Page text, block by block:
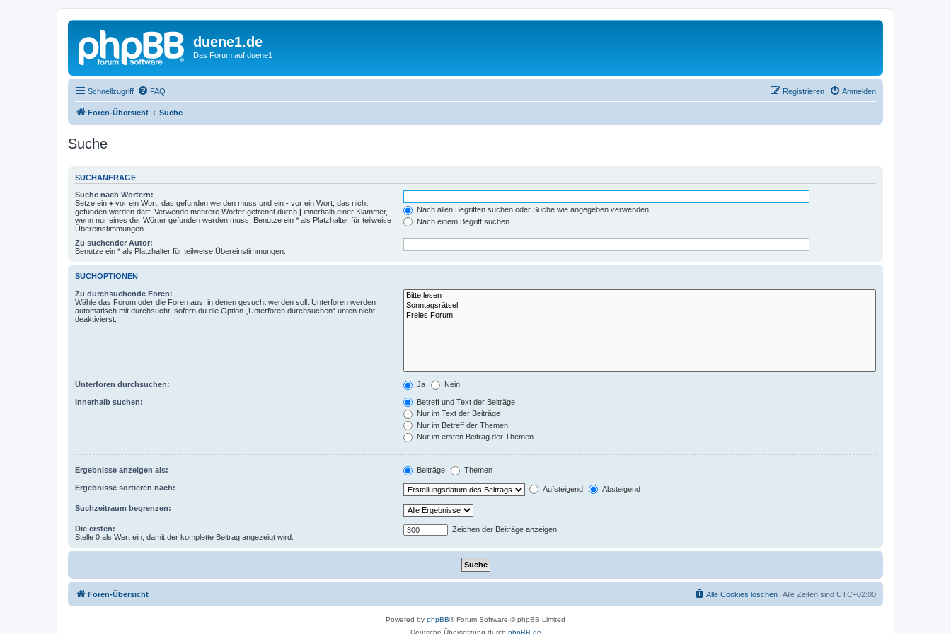
duene1.de
Das Forum auf duene1
Schnellzugriff FAQ Anmelden
Registrieren
Foren-Übersicht Suche
Suche
SUCHANFRAGE
Suche nach Wörtern:
Setze ein + vor ein Wort, das gefunden werden muss und ein - vor ein Wort, das nicht
gefunden werden darf. Verwende mehrere Wörter getrennt durch | innerhalb einer Klammer,
wenn nur eines der Wörter gefunden werden muss. Benutze ein * als Platzhalter für teilweise
Übereinstimmungen.
Nach allen Begriffen suchen oder Suche wie angegeben verwenden
Nach einem Begriff suchen
Zu suchender Autor:
Benutze ein * als Platzhalter für teilweise Übereinstimmungen.
SUCHOPTIONEN
Zu durchsuchende Foren:
Wähle das Forum oder die Foren aus, in denen gesucht werden soll. Unterforen werden
automatisch mit durchsucht, sofern du die Option „Unterforen durchsuchen“ unten nicht
deaktivierst.
Unterforen durchsuchen: Ja Nein
Innerhalb suchen:
Betreff und Text der Beiträge
Nur im Text der Beiträge
Nur im Betreff der Themen
Nur im ersten Beitrag der Themen
Ergebnisse anzeigen als: Beiträge Themen
Ergebnisse sortieren nach: Aufsteigend Absteigend
Suchzeitraum begrenzen:
Die ersten:
Stelle 0 als Wert ein, damit der komplette Beitrag angezeigt wird.
Zeichen der Beiträge anzeigen
Foren-Übersicht Alle Zeiten sind UTC+02:00
Alle Cookies löschen
Powered by phpBB® Forum Software © phpBB Limited
Deutsche Übersetzung durch phpBB.de